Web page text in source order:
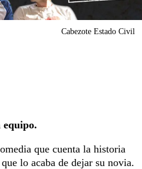
Cabezote Estado Civil
que cuenta la historia
lo acaba de dejar su novia.